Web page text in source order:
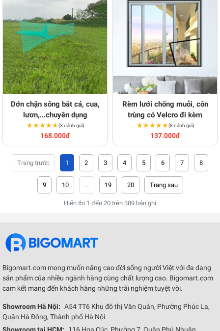
Dớn chặn sông bắt cá, cua,
lươn,...chuyên dụng
★★★★★
★★★★★(3 đánh giá)
168.000đ
Rèm lưới chống muỗi, côn
trùng có Velcro đi kèm
★★★★★
★★★★★(8 đánh giá)
137.000đ
Hiển thị 1 đến 20 trên 389 bản ghi
1 2 3 4 5 6 7 8
9 10 ... 19 20
Bigomart.com mong muốn nâng cao đời sống người Việt với đa dạng
sản phẩm của nhiều ngành hàng cùng chất lượng cao. Bigomart.com
cam kết mang đến khách hàng những trải nghiệm tuyệt vời.
Showroom Hà Nội: A54 TT6 Khu đô thị Văn Quán, Phường Phúc La,
Quận Hà Đông, Thành phố Hà Nội